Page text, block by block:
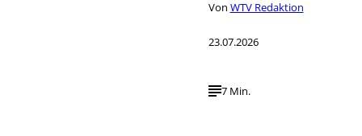
Von WTV Redaktion
23.07.2026
7 Min.